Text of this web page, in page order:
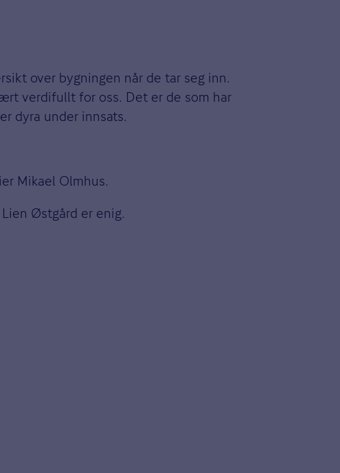
over bygningen når de tar seg inn.
verdifullt for oss. Det er de som har
dyra under innsats.
Mikael Olmhus.
Østgård er enig.